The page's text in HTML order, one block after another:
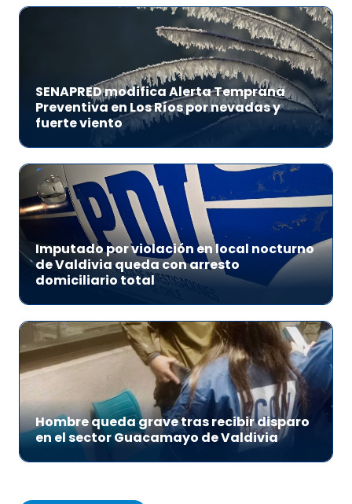
SENAPRED modifica Alerta Temprana
Preventiva en Los Ríos por nevadas y
fuerte viento
Imputado por violación en local nocturno
de Valdivia queda con arresto
domiciliario total
Hombre queda grave tras recibir disparo
en el sector Guacamayo de Valdivia